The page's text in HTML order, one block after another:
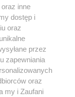
inne
dostęp i
oraz
przez
zapewniania
oraz
my i Zaufani